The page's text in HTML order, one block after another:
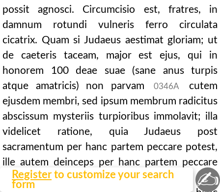
Register to customize your search
form
possit agnosci. Circumcisio est, fratres, in
damnum rotundi vulneris ferro circulata
cicatrix. Quam si Judaeus aestimat gloriam; ut
de caeteris taceam, major est ejus, qui in
honorem 100 deae suae (sane anus turpis
atque amatricis) non parvam
0346A
cutem
ejusdem membri, sed ipsum membrum radicitus
abscissum mysteriis turpioribus immolavit; illa
videlicet ratione, quia Judaeus post
sacramentum per hanc partem peccare potest,
ille autem deinceps per hanc partem peccare
jam non potest.
✍